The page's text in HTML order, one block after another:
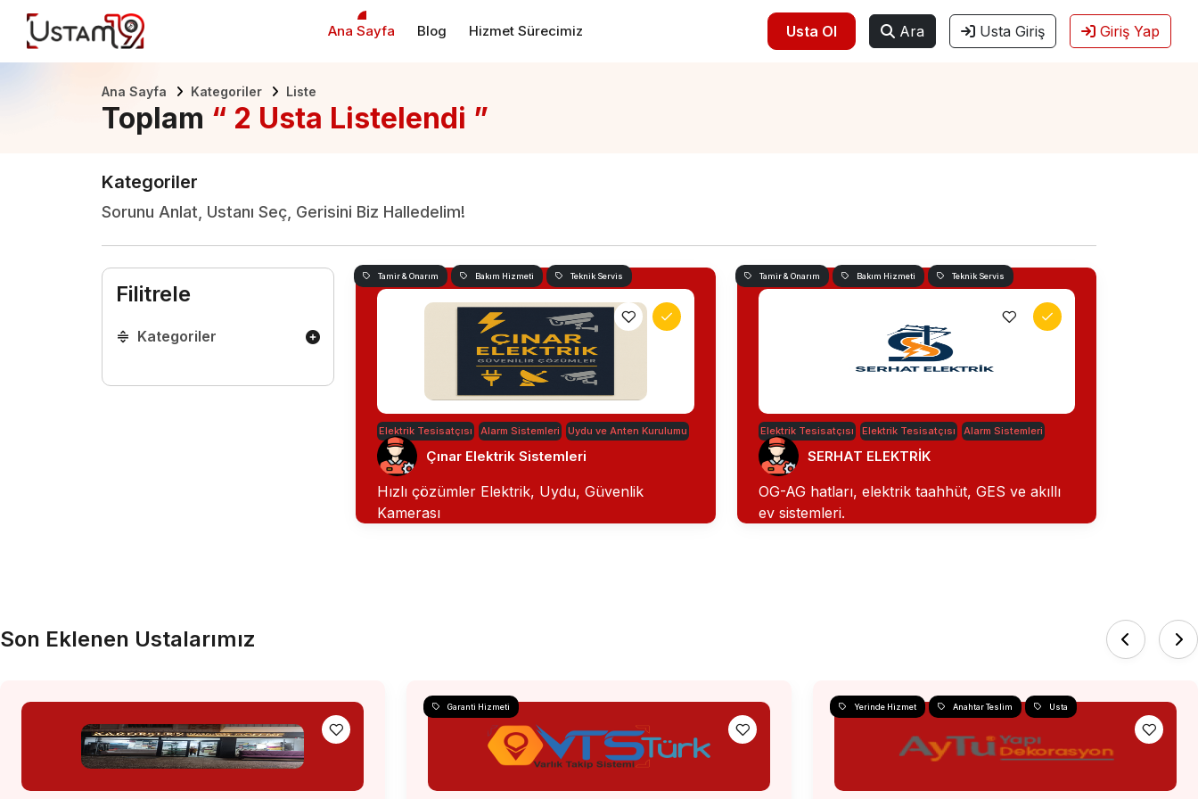
Ana Sayfa Blog Hizmet Sürecimiz Usta Ol Ara Usta Giriş Giriş Yap
Ana Sayfa Kategoriler Liste
Toplam “ 2 Usta Listelendi ”
Kategoriler
Sorunu Anlat, Ustanı Seç, Gerisini Biz Halledelim!
Filitrele
Kategoriler
Tamir & Onarım Bakım Hizmeti Teknik Servis
Elektrik Tesisatçısı Alarm Sistemleri Uydu ve Anten Kurulumu
Çınar Elektrik Sistemleri
Hızlı çözümler Elektrik, Uydu, Güvenlik
Kamerası
Tamir & Onarım Bakım Hizmeti Teknik Servis
Elektrik Tesisatçısı Elektrik Tesisatçısı Alarm Sistemleri
SERHAT ELEKTRİK
OG-AG hatları, elektrik taahhüt, GES ve akıllı
ev sistemleri.
Son Eklenen Ustalarımız
Garanti Hizmeti Yerinde Hizmet Anahtar Teslim Usta